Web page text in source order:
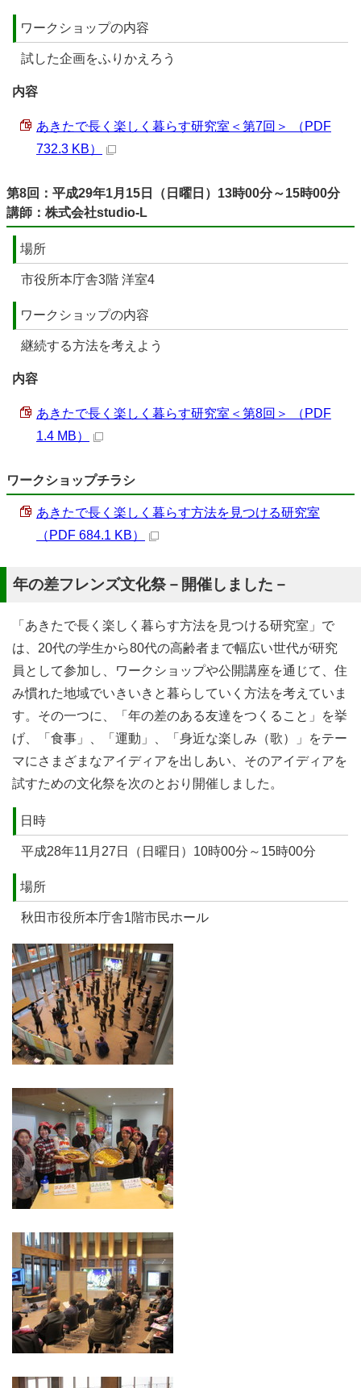
ワークショップの内容
試した企画をふりかえろう
内容
あきたで長く楽しく暮らす研究室＜第7回＞ （PDF
732.3 KB）
第8回：平成29年1月15日（日曜日）13時00分～15時00分
講師：株式会社studio-L
場所
市役所本庁舎3階 洋室4
ワークショップの内容
継続する方法を考えよう
内容
あきたで長く楽しく暮らす研究室＜第8回＞ （PDF
1.4 MB）
ワークショップチラシ
あきたで長く楽しく暮らす方法を見つける研究室
（PDF 684.1 KB）
年の差フレンズ文化祭－開催しました－
「あきたで長く楽しく暮らす方法を見つける研究室」で
は、20代の学生から80代の高齢者まで幅広い世代が研究
員として参加し、ワークショップや公開講座を通じて、住
み慣れた地域でいきいきと暮らしていく方法を考えていま
す。その一つに、「年の差のある友達をつくること」を挙
げ、「食事」、「運動」、「身近な楽しみ（歌）」をテー
マにさまざまなアイディアを出しあい、そのアイディアを
試すための文化祭を次のとおり開催しました。
日時
平成28年11月27日（日曜日）10時00分～15時00分
場所
秋田市役所本庁舎1階市民ホール